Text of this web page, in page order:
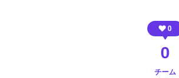
0
0
チーム